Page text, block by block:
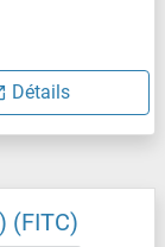
Détails
(FITC)